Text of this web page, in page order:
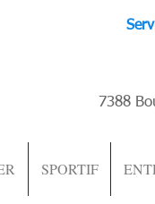
7388
SPORTIF